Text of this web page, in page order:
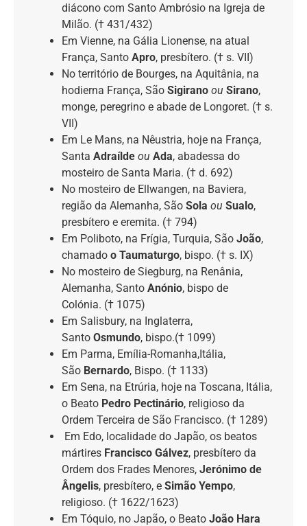
diácono com Santo Ambrósio na Igreja de
Milão. († 431/432)
Em Vienne, na Gália Lionense, na atual
França, Santo Apro, presbítero. († s. VII)
No território de Bourges, na Aquitânia, na
hodierna França, São Sigirano ou Sirano,
monge, peregrino e abade de Longoret. († s.
VII)
Em Le Mans, na Nêustria, hoje na França,
Santa Adraílde ou Ada, abadessa do
mosteiro de Santa Maria. († d. 692)
No mosteiro de Ellwangen, na Baviera,
região da Alemanha, São Sola ou Sualo,
presbítero e eremita. († 794)
Em Poliboto, na Frígia, Turquia, São João,
chamado o Taumaturgo, bispo. († s. IX)
No mosteiro de Siegburg, na Renânia,
Alemanha, Santo Anónio, bispo de
Colónia. († 1075)
Em Salisbury, na Inglaterra,
Santo Osmundo, bispo.(† 1099)
Em Parma, Emília-Romanha,Itália,
São Bernardo, Bispo. († 1133)
Em Sena, na Etrúria, hoje na Toscana, Itália,
o Beato Pedro Pectinário, religioso da
Ordem Terceira de São Francisco. († 1289)
Em Edo, localidade do Japão, os beatos
mártires Francisco Gálvez, presbítero da
Ordem dos Frades Menores, Jerónimo de
Ângelis, presbítero, e Simão Yempo,
religioso. († 1622/1623)
Em Tóquio, no Japão, o Beato João Hara